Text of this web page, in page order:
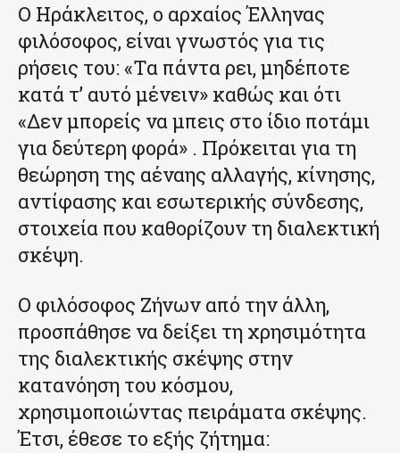
Ο Ηράκλειτος, ο αρχαίος Έλληνας
φιλόσοφος, είναι γνωστός για τις
ρήσεις του: «Τα πάντα ρει, μηδέποτε
κατά τ’ αυτό μένειν» καθώς και ότι
«Δεν μπορείς να μπεις στο ίδιο ποτάμι
για δεύτερη φορά» . Πρόκειται για τη
θεώρηση της αέναης αλλαγής, κίνησης,
αντίφασης και εσωτερικής σύνδεσης,
στοιχεία που καθορίζουν τη διαλεκτική
σκέψη.
Ο φιλόσοφος Ζήνων από την άλλη,
προσπάθησε να δείξει τη χρησιμότητα
της διαλεκτικής σκέψης στην
κατανόηση του κόσμου,
χρησιμοποιώντας πειράματα σκέψης.
Έτσι, έθεσε το εξής ζήτημα: